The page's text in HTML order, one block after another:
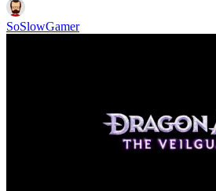
SoSlowGamer